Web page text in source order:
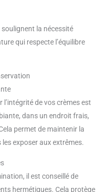
la nécessité
qui respecte l’équilibre
de vos crèmes est
dans un endroit frais,
permet de maintenir la
exposer aux extrêmes.
il est conseillé de
hermétiques. Cela protège